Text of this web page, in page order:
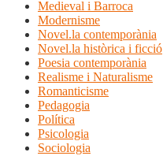
Medieval i Barroca
Modernisme
Novel.la contemporània
Novel.la històrica i ficció
Poesia contemporània
Realisme i Naturalisme
Romanticisme
Pedagogia
Política
Psicologia
Sociologia